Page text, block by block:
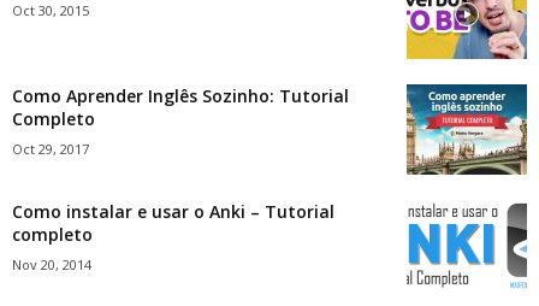
Oct 30, 2015
Como Aprender Inglês Sozinho: Tutorial
Completo
Oct 29, 2017
Como instalar e usar o Anki – Tutorial
completo
Nov 20, 2014